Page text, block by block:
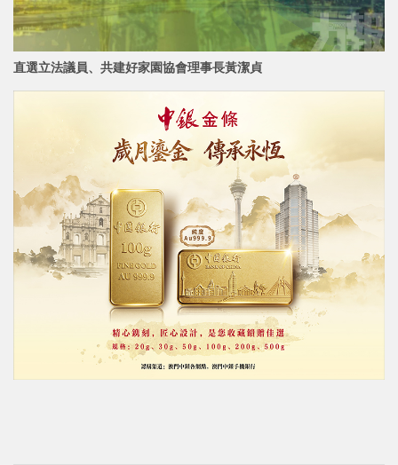
直選立法議員、共建好家園協會理事長黃潔貞